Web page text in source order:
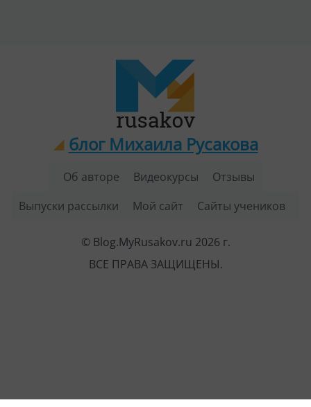
блог Михаила Русакова
Об авторе Видеокурсы
Отзывы
Выпуски рассылки
Мой сайт Сайты учеников
© Blog.MyRusakov.ru 2026 г.
ВСЕ ПРАВА ЗАЩИЩЕНЫ.